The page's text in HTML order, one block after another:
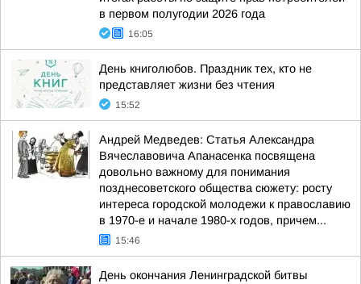
в первом полугодии 2026 года
16:05
День книголюбов. Праздник тех, кто не
представляет жизни без чтения
15:52
Андрей Медведев: Статья Александра
Вячеславовича Апанасенка посвящена
довольно важному для понимания
позднесоветского общества сюжету: росту
интереса городской молодежи к православию
в 1970-е и начале 1980-х годов, причем...
15:46
День окончания Ленинградской битвы